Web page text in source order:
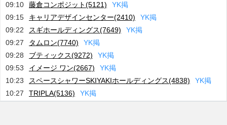
09:10
藤倉コンポジット(5121) YK掲
09:15
キャリアデザインセンター(2410) YK掲
09:22
スギホールディングス(7649) YK掲
09:27
タムロン(7740) YK掲
09:28
ブティックス(9272) YK掲
09:53
イメージ ワン(2667) YK掲
10:23
スペースシャワーSKIYAKIホールディングス(4838) YK掲
10:27
TRIPLA(5136) YK掲